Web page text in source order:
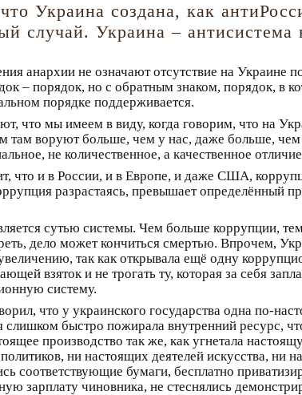
Украина создана, как
случай. Украина – антисистема
анархии не означают отсутствие на Украине
– порядок, но с обратным знаком, порядок, в
порядке поддерживается.
что мы имеем в виду, когда говорим, что на
там воруют больше, чем у нас, даже больше,
не количественное, а качественное
что и в России, и в Европе, и даже США,
разрастаясь, превышает определённый
сутью системы. Чем больше коррупции,
дело может кончиться смертью. Впрочем,
так как открывала ещё одну
взяток и не трогать ту, которая за себя
систему.
что у украинского государства одна по-
быстро пожирала внутренний ресурс,
производство так же, как угнетала
ни настоящих деятелей искусства,
соответствующие бумаги, бесплатно
зарплату чиновника, не стеснялись